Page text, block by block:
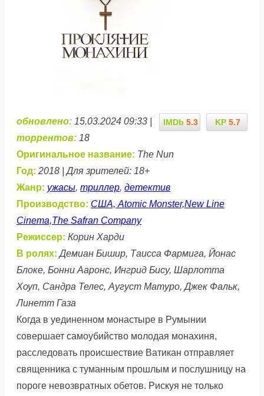
KP 5.7
IMDb 5.3
обновлено: 15.03.2024 09:33 |
торрентов: 18
Оригинальное название: The Nun
Год: 2018 | Для зрителей: 18+
Жанр: ужасы, триллер, детектив
Производство: США, Atomic Monster,New Line
Cinema,The Safran Company
Режиссер: Корин Харди
В ролях: Демиан Бишир, Таисса Фармига, Йонас
Блоке, Бонни Ааронс, Ингрид Бису, Шарлотта
Хоуп, Сандра Телес, Аугуст Матуро, Джек Фальк,
Линетт Газа
Когда в уединенном монастыре в Румынии
совершает самоубийство молодая монахиня,
расследовать происшествие Ватикан отправляет
священника с туманным прошлым и послушницу на
пороге невозвратных обетов. Рискуя не только